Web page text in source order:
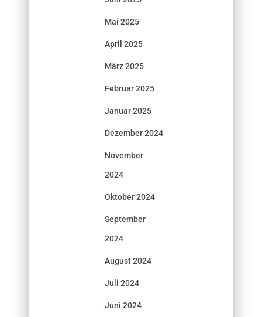
Mai 2025
April 2025
März 2025
Februar 2025
Januar 2025
Dezember 2024
November
2024
Oktober 2024
September
2024
August 2024
Juli 2024
Juni 2024